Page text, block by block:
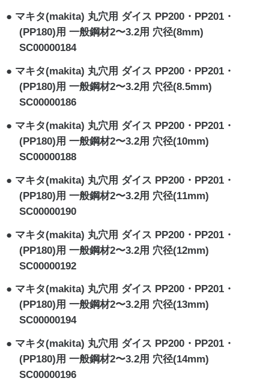
マキタ(makita) 丸穴用 ダイス PP200・PP201・
(PP180)用 一般鋼材2〜3.2用 穴径(8mm)
SC00000184
マキタ(makita) 丸穴用 ダイス PP200・PP201・
(PP180)用 一般鋼材2〜3.2用 穴径(8.5mm)
SC00000186
マキタ(makita) 丸穴用 ダイス PP200・PP201・
(PP180)用 一般鋼材2〜3.2用 穴径(10mm)
SC00000188
マキタ(makita) 丸穴用 ダイス PP200・PP201・
(PP180)用 一般鋼材2〜3.2用 穴径(11mm)
SC00000190
マキタ(makita) 丸穴用 ダイス PP200・PP201・
(PP180)用 一般鋼材2〜3.2用 穴径(12mm)
SC00000192
マキタ(makita) 丸穴用 ダイス PP200・PP201・
(PP180)用 一般鋼材2〜3.2用 穴径(13mm)
SC00000194
マキタ(makita) 丸穴用 ダイス PP200・PP201・
(PP180)用 一般鋼材2〜3.2用 穴径(14mm)
SC00000196